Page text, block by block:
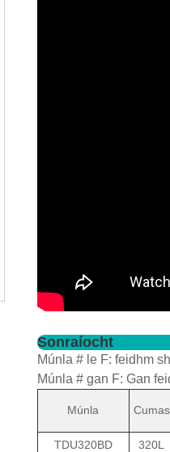
Sonraíocht
Múnla # le F: feidhm
Múnla # gan F: Gan
Múnla Cumas
TDU320BD 320L